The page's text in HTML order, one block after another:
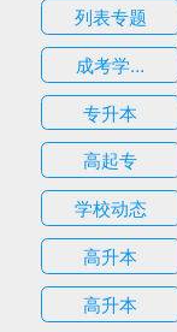
列表专题
成考学...
专升本
高起专
学校动态
高升本
高升本